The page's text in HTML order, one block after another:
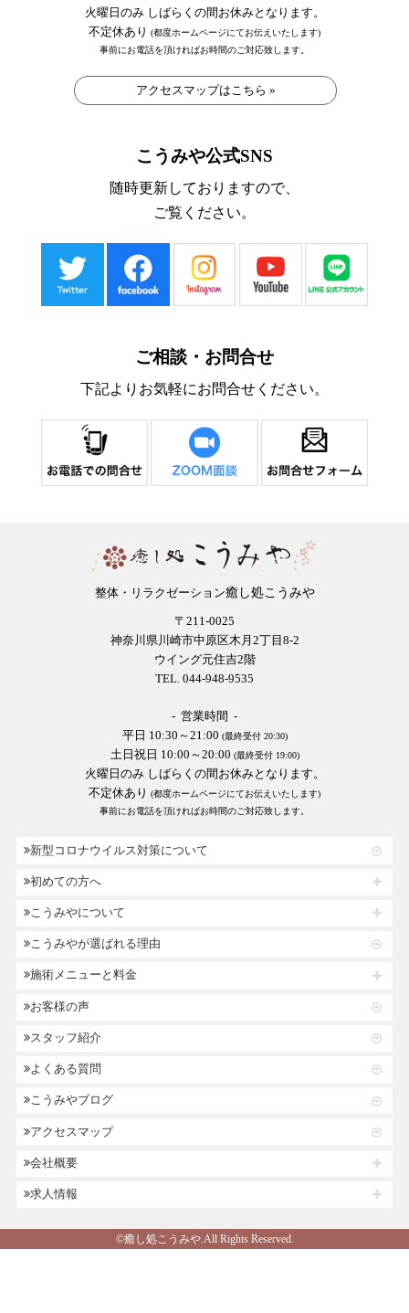
火曜日のみ しばらくの間お休みとなります。
不定休あり (都度ホームページにてお伝えいたします)
事前にお電話を頂ければお時間のご対応致します。
アクセスマップはこちら »
こうみや公式SNS
随時更新しておりますので、
ご覧ください。
ご相談・お問合せ
下記よりお気軽にお問合せください。
整体・リラクゼーション癒し処こうみや
〒211-0025
神奈川県川崎市中原区木月2丁目8-2
ウイング元住吉2階
TEL. 044-948-9535
- 営業時間 -
平日 10:30～21:00 (最終受付 20:30)
土日祝日 10:00～20:00 (最終受付 19:00)
火曜日のみ しばらくの間お休みとなります。
不定休あり (都度ホームページにてお伝えいたします)
事前にお電話を頂ければお時間のご対応致します。
新型コロナウイルス対策について
初めての方へ
こうみやについて
こうみやが選ばれる理由
施術メニューと料金
お客様の声
スタッフ紹介
よくある質問
こうみやブログ
アクセスマップ
会社概要
求人情報
©癒し処こうみや.All Rights Reserved.